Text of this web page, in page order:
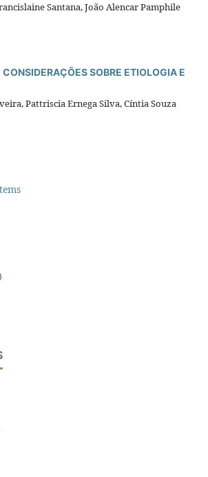
Santana, João Alencar Pamphile
SOBRE ETIOLOGIA E
Pattriscia Ernega Silva, Cíntia Souza